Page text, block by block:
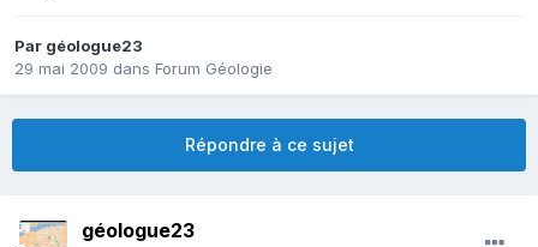
Par géologue23
29 mai 2009 dans Forum Géologie
Répondre à ce sujet
géologue23